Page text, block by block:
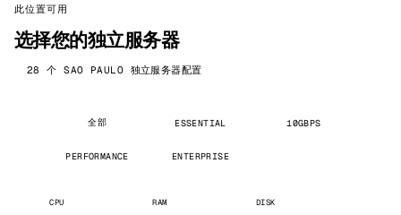
此位置可用
选择您的独立服务器
28 个 SAO PAULO 独立服务器配置
全部 ESSENTIAL 10GBPS
PERFORMANCE ENTERPRISE
CPU RAM DISK